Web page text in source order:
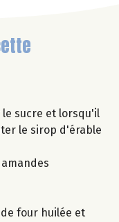
sucre et lorsqu'il
le sirop d'érable
four huilée et